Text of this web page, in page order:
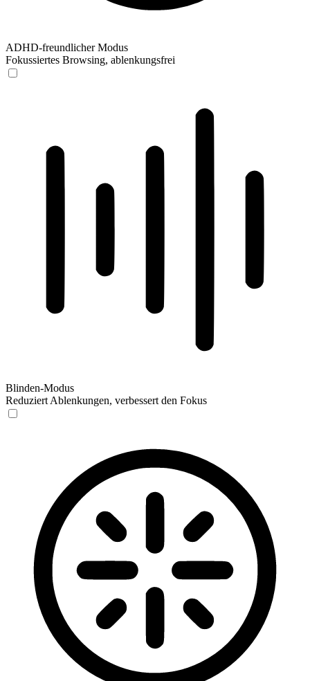
ADHD-freundlicher Modus
Fokussiertes Browsing, ablenkungsfrei
Blinden-Modus
Reduziert Ablenkungen, verbessert den Fokus